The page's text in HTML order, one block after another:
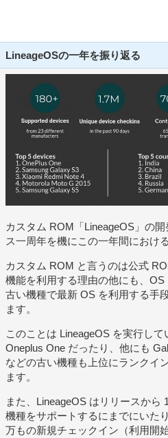
LineageOSの一年を振り返る
カスタム ROM「LineageOS」の
ス一周年を機にこの一年間におけ
カスタム ROM と言うのは公式
機能を利用する理由の他にも、
古い機種で最新 OS を利用する手
ます。
このことは LineageOS を実行し
Oneplus One だったり、他にも
などの古い機種も上位にランクイ
ます。
また、LineageOS はリリースから
機種をサポートするにまでにいた
万もの新規チェックイン（利用開